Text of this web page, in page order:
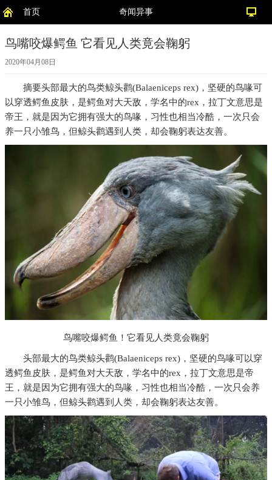
首页 奇闻异事
鸟嘴咬爆鳄鱼 它看见人类竟会鞠躬
2020年04月08日
摘要头部最大的鸟类鲸头鹳(Balaeniceps rex)，坚硬的鸟喙可
以穿透鳄鱼皮肤，是鳄鱼对大天敌，学名中的rex，拉丁文意思是
帝王，就是因为它拥有强大的鸟喙，习性也相当冷酷，一次只会
养一只小雏鸟，但鲸头鹳遇到人类，却会鞠躬表达友善。
鸟嘴咬爆鳄鱼！它看见人类竟会鞠躬
头部最大的鸟类鲸头鹳(Balaeniceps rex)，坚硬的鸟喙可以穿
透鳄鱼皮肤，是鳄鱼对大天敌，学名中的rex，拉丁文意思是帝
王，就是因为它拥有强大的鸟喙，习性也相当冷酷，一次只会养
一只小雏鸟，但鲸头鹳遇到人类，却会鞠躬表达友善。